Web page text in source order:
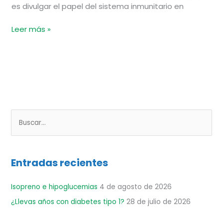
es divulgar el papel del sistema inmunitario en
Leer más »
u
c
r
p
Entradas recientes
Isopreno e hipoglucemias 4 de agosto de 2026
¿Llevas años con diabetes tipo 1? 28 de julio de 2026